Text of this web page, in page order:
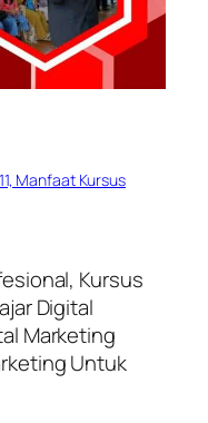
Manfaat Kursus
Kursus
Digital
Marketing
Untuk